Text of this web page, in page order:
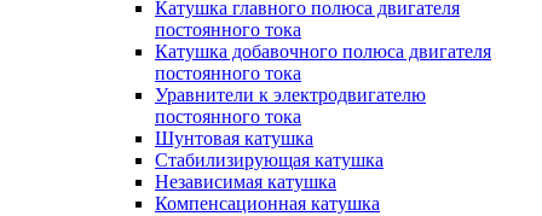
Катушка главного полюса двигателя
постоянного тока
Катушка добавочного полюса двигателя
постоянного тока
Уравнители к электродвигателю
постоянного тока
Шунтовая катушка
Стабилизирующая катушка
Независимая катушка
Компенсационная катушка